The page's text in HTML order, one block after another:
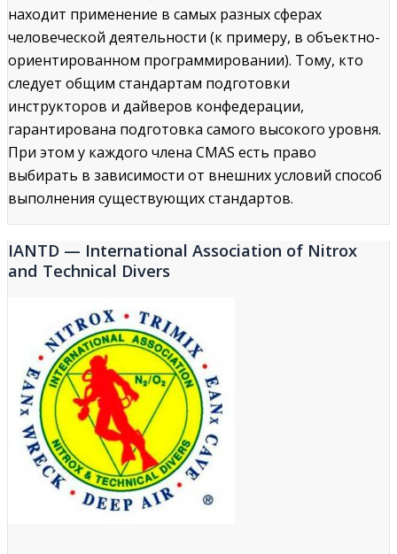
находит применение в самых разных сферах
человеческой деятельности (к примеру, в объектно-
ориентированном программировании). Тому, кто
следует общим стандартам подготовки
инструкторов и дайверов конфедерации,
гарантирована подготовка самого высокого уровня.
При этом у каждого члена CMAS есть право
выбирать в зависимости от внешних условий способ
выполнения существующих стандартов.
IANTD — International Association of Nitrox
and Technical Divers